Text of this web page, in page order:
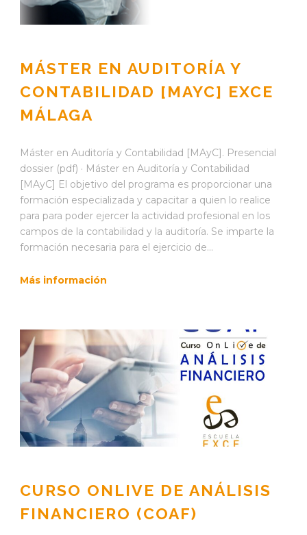
MÁSTER EN AUDITORÍA Y
CONTABILIDAD [MAYC] EXCE
MÁLAGA
Máster en Auditoría y Contabilidad [MAyC]. Presencial
dossier (pdf) · Máster en Auditoría y Contabilidad
[MAyC] El objetivo del programa es proporcionar una
formación especializada y capacitar a quien lo realice
para para poder ejercer la actividad profesional en los
campos de la contabilidad y la auditoría. Se imparte la
formación necesaria para el ejercicio de...
Más información
CURSO ONLIVE DE ANÁLISIS
FINANCIERO (COAF)